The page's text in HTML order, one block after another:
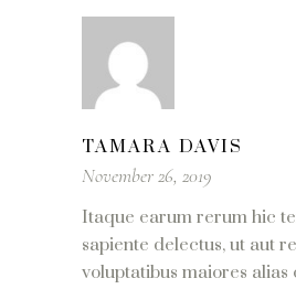
TAMARA DAVIS
November 26, 2019
Itaque earum rerum hic
sapiente delectus, ut aut
voluptatibus maiores alias